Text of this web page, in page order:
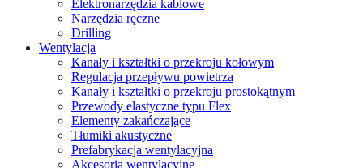
Elektronarzędzia kablowe
Narzędzia ręczne
Drilling
Wentylacja
Kanały i kształtki o przekroju kołowym
Regulacja przepływu powietrza
Kanały i kształtki o przekroju prostokątnym
Przewody elastyczne typu Flex
Elementy zakańczające
Tłumiki akustyczne
Prefabrykacja wentylacyjna
Akcesoria wentylacyjne